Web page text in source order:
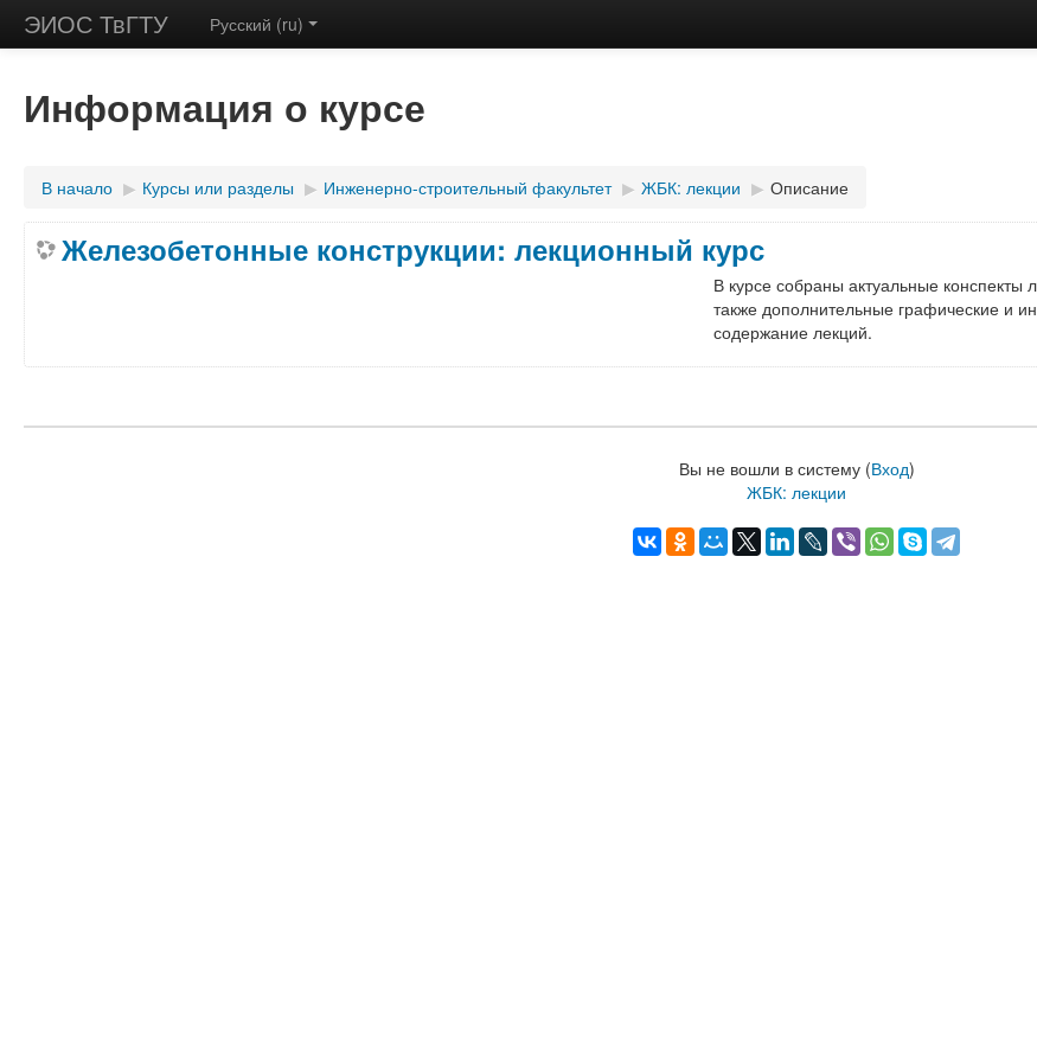
ЭИОС ТвГТУ Русский (ru)
Информация о курсе
В начало ▶ Курсы или разделы ▶ Инженерно-строительный факультет ▶ ЖБК: лекции ▶ Описание
Железобетонные конструкции: лекционный курс
В курсе собраны актуальные
также дополнительные графические
содержание лекций.
Вы не вошли в систему (Вход)
ЖБК: лекции